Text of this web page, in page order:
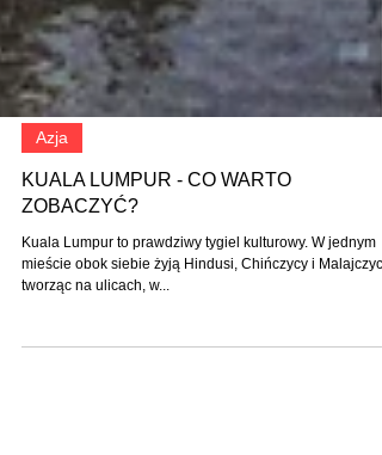
Azja
ZOBACZYĆ?
Kuala Lumpur to prawdziwy tygiel kulturowy. W jednym